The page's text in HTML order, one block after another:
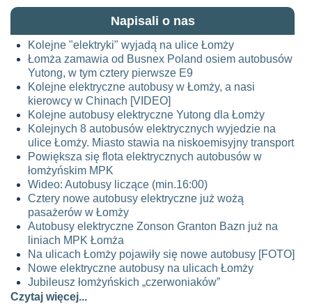
Napisali o nas
Kolejne "elektryki" wyjadą na ulice Łomży
Łomża zamawia od Busnex Poland osiem autobusów
Yutong, w tym cztery pierwsze E9
Kolejne elektryczne autobusy w Łomży, a nasi
kierowcy w Chinach [VIDEO]
Kolejne autobusy elektryczne Yutong dla Łomży
Kolejnych 8 autobusów elektrycznych wyjedzie na
ulice Łomży. Miasto stawia na niskoemisyjny transport
Powiększa się flota elektrycznych autobusów w
łomżyńskim MPK
Wideo: Autobusy liczące (min.16:00)
Cztery nowe autobusy elektryczne już wożą
pasażerów w Łomży
Autobusy elektryczne Zonson Granton Bazn już na
liniach MPK Łomża
Na ulicach Łomży pojawiły się nowe autobusy [FOTO]
Nowe elektryczne autobusy na ulicach Łomży
Jubileusz łomżyńskich „czerwoniaków”
Czytaj więcej...